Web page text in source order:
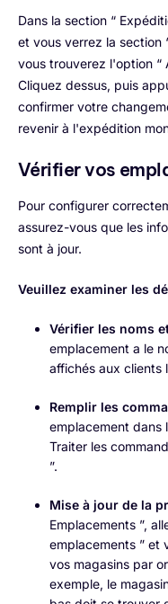
Dans la section “
et vous verrez la section
vous trouverez l'option “
Cliquez dessus, puis
confirmer votre
revenir à l'expédition
Vérifier vos
Pour configurer
assurez-vous que les
sont à jour.
Veuillez examiner les
Vérifier les noms
emplacement a le
affichés aux clients
Remplir les
emplacement dans
Traiter les
”.
Mise à jour de la
Emplacements ”,
emplacements ” et
vos magasins par
exemple, le